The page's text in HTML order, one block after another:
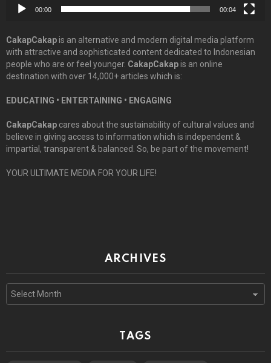
00:00 00:04
CakapCakapis an alternative and modern digital media platform
with attractive and sophisticated content dedicated to Indonesian
people who are or feel younger. CakapCakapis an online
destination with over 14,000+ articles which is:
EDUCATING • ENTERTAINING • ENGAGING
CakapCakap cares about the sustainability of cultural values and
believe in giving access to information which is independent &
impartial, transparent & balanced. So, be part of the movement!
YOUR ULTIMATE MEDIA FOR YOUR LIFE!
ARCHIVES
TAGS